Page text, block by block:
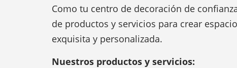
Como tu centro de decoración de
de productos y servicios para crear
exquisita y personalizada.
Nuestros productos y servicios: